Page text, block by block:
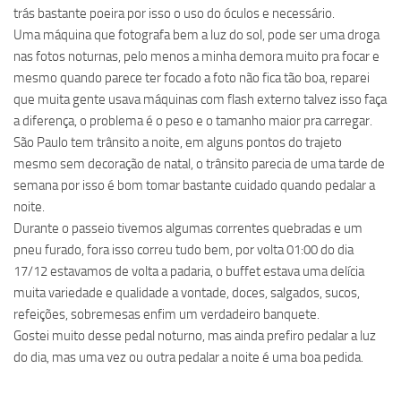
trás bastante poeira por isso o uso do óculos e necessário.
Uma máquina que fotografa bem a luz do sol, pode ser uma droga
nas fotos noturnas, pelo menos a minha demora muito pra focar e
mesmo quando parece ter focado a foto não fica tão boa, reparei
que muita gente usava máquinas com flash externo talvez isso faça
a diferença, o problema é o peso e o tamanho maior pra carregar.
São Paulo tem trânsito a noite, em alguns pontos do trajeto
mesmo sem decoração de natal, o trânsito parecia de uma tarde de
semana por isso é bom tomar bastante cuidado quando pedalar a
noite.
Durante o passeio tivemos algumas correntes quebradas e um
pneu furado, fora isso correu tudo bem, por volta 01:00 do dia
17/12 estavamos de volta a padaria, o buffet estava uma delícia
muita variedade e qualidade a vontade, doces, salgados, sucos,
refeições, sobremesas enfim um verdadeiro banquete.
Gostei muito desse pedal noturno, mas ainda prefiro pedalar a luz
do dia, mas uma vez ou outra pedalar a noite é uma boa pedida.